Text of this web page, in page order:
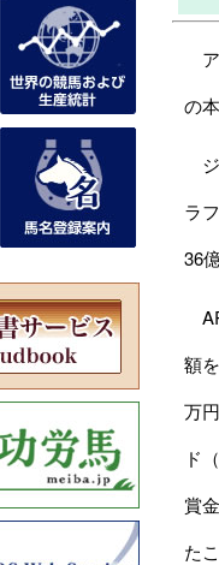
の
ラ
36
額
万
ド
賞
た